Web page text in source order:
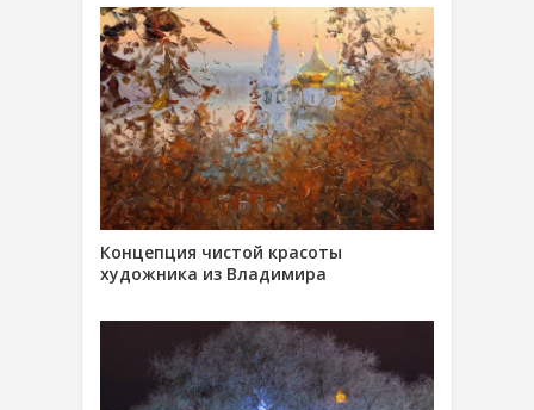
Концепция чистой красоты
художника из Владимира